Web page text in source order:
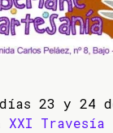
23 y 24
XXI Travesía